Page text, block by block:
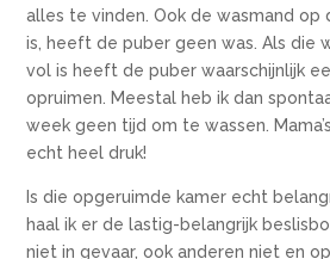
alles te vinden. Ook de wasmand op
is, heeft de puber geen was. Als die
vol is heeft de puber waarschijnlijk
opruimen. Meestal heb ik dan
week geen tijd om te wassen.
echt heel druk!
Is die opgeruimde kamer echt
haal ik er de lastig-belangrijk
niet in gevaar, ook anderen niet en